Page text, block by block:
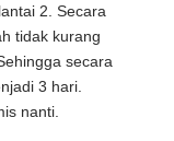
2. Secara
tidak kurang
secara
3 hari.
nanti.